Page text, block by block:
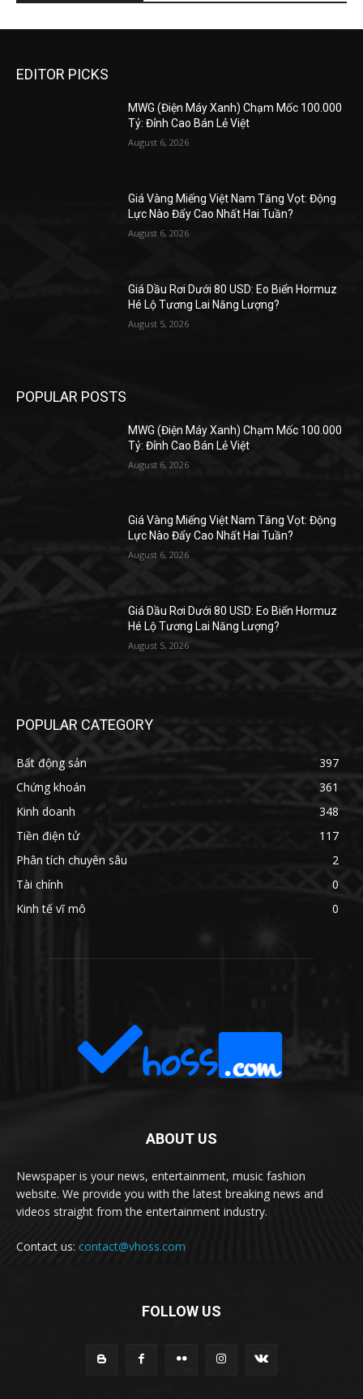
EDITOR PICKS
MWG (Điện Máy Xanh) Chạm Mốc 100.000
Tỷ: Đỉnh Cao Bán Lẻ Việt
August 6, 2026
Giá Vàng Miếng Việt Nam Tăng Vọt: Động
Lực Nào Đẩy Cao Nhất Hai Tuần?
August 6, 2026
Giá Dầu Rơi Dưới 80 USD: Eo Biển Hormuz
Hé Lộ Tương Lai Năng Lượng?
August 5, 2026
POPULAR POSTS
MWG (Điện Máy Xanh) Chạm Mốc 100.000
Tỷ: Đỉnh Cao Bán Lẻ Việt
August 6, 2026
Giá Vàng Miếng Việt Nam Tăng Vọt: Động
Lực Nào Đẩy Cao Nhất Hai Tuần?
August 6, 2026
Giá Dầu Rơi Dưới 80 USD: Eo Biển Hormuz
Hé Lộ Tương Lai Năng Lượng?
August 5, 2026
POPULAR CATEGORY
Bất động sản
397
Chứng khoán
361
Kinh doanh
348
Tiền điện tử
117
Phân tích chuyên sâu
2
Tài chính
0
Kinh tế vĩ mô
0
ABOUT US
Newspaper is your news, entertainment, music fashion
website. We provide you with the latest breaking news and
videos straight from the entertainment industry.
Contact us: contact@vhoss.com
FOLLOW US